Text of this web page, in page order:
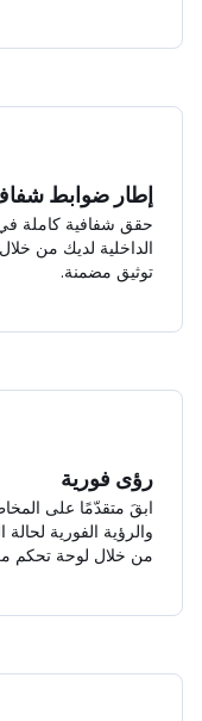
إطار ضوابط
حقق شفافية كاملة في
الداخلية لديك من
توثيق مضمنة.
رؤى فورية
ابقَ متقدّمًا على
والرؤية الفورية
من خلال لوحة تحكم